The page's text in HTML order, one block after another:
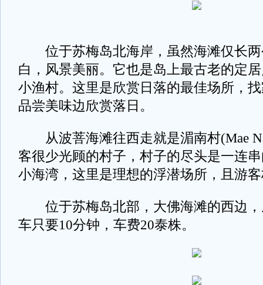
位于苏梅岛北海岸，虽然海滩仅长两
白，风景美丽。它也是岛上最古老的定
小渔村。这里是欣赏日落的最佳场所，
品尝美味边欣赏落日。
从波菩海滩往西走就是湄南村(Mae
客很少光顾的村子，村子的尽头是一连
小海湾，这里是理想的浮潜场所，且游
位于苏梅岛北部，大佛海滩的西边，
车只要10分钟，车费20泰株。